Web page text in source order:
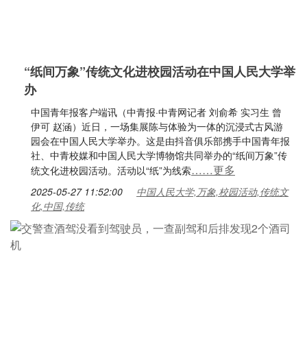
“纸间万象”传统文化进校园活动在中国人民大学举
办
中国青年报客户端讯（中青报·中青网记者 刘俞希 实习生 曾
伊可 赵涵）近日，一场集展陈与体验为一体的沉浸式古风游
园会在中国人民大学举办。这是由抖音俱乐部携手中国青年报
社、中青校媒和中国人民大学博物馆共同举办的“纸间万象”传
统文化进校园活动。活动以“纸”为线索……更多
2025-05-27 11:52:00
中国人民大学,万象,校园活动,传统文
化,中国,传统